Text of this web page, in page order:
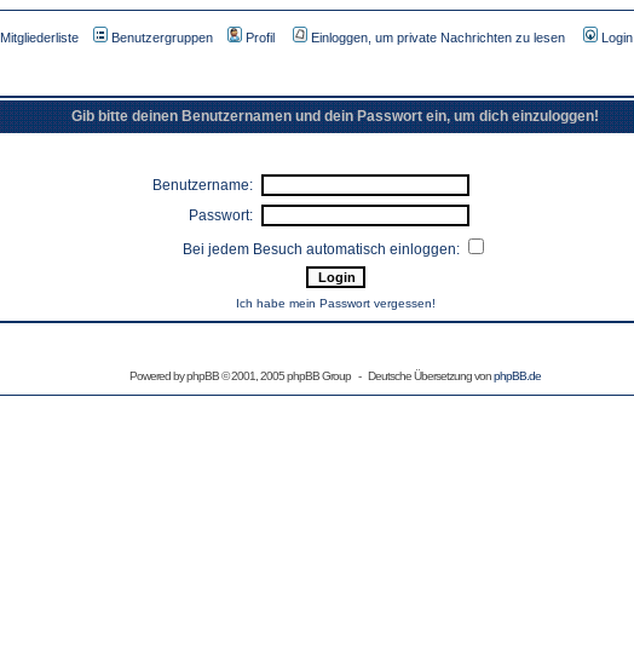
Mitgliederliste Benutzergruppen Profil Einloggen, um private Nachrichten zu lesen Login
Gib bitte deinen Benutzernamen und dein Passwort ein, um dich einzuloggen!
Benutzername:
Passwort:
Bei jedem Besuch automatisch einloggen:
Ich habe mein Passwort vergessen!
Powered byphpBB© 2001, 2005 phpBB Group - Deutsche Übersetzung vonphpBB.de